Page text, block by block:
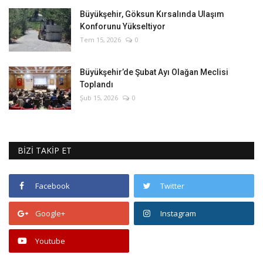
Büyükşehir, Göksun Kırsalında Ulaşım
Konforunu Yükseltiyor
Tem 15, 2026 0
Büyükşehir’de Şubat Ayı Olağan Meclisi
Toplandı
Şub 15, 2026 0
BİZİ TAKİP ET
Facebook Twitter
Google+ Instagram
Youtube